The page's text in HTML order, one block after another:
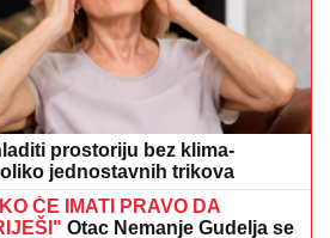
prostoriju bez klima-
jednostavnih trikova
ĆE IMATI PRAVO DA
Otac Nemanje Gudelja se